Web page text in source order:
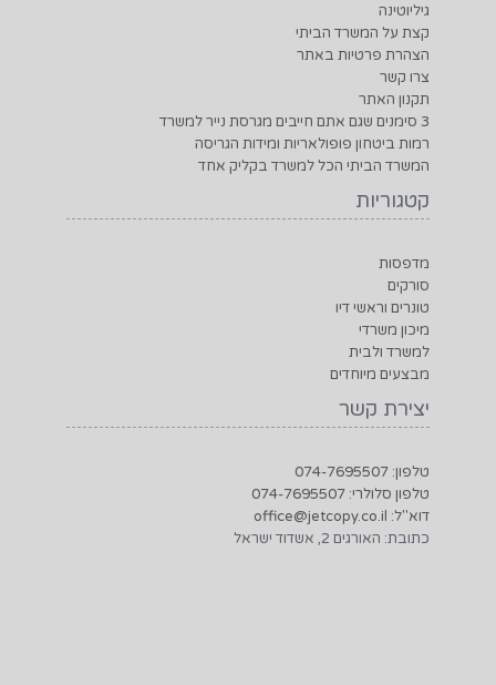
גיליוטינה
קצת על המשרד הביתי
הצהרת פרטיות באתר
צרו קשר
תקנון האתר
3 סימנים שגם אתם חייבים מגרסת נייר למשרד
רמות ביטחון פופולאריות ומידות הגריסה
המשרד הביתי הכל למשרד בקליק אחד
קטגוריות
מדפסות
סורקים
טונרים וראשי דיו
מיכון משרדי
למשרד ולבית
מבצעים מיוחדים
יצירת קשר
טלפון: 074-7695507
טלפון סלולרי: 074-7695507
דוא"ל: office@jetcopy.co.il
כתובת: האורגים 2, אשדוד ישראל